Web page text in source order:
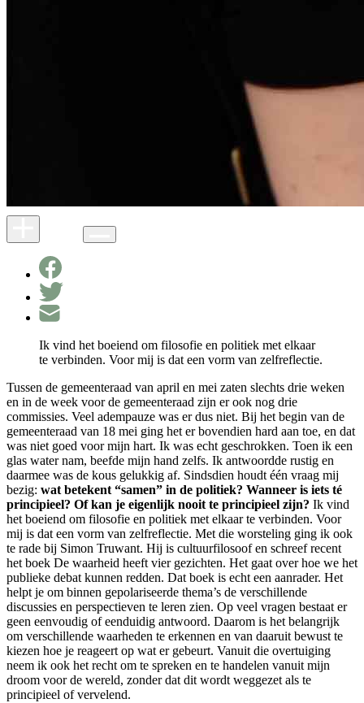
Ik vind het boeiend om filosofie en politiek met elkaar
te verbinden. Voor mij is dat een vorm van zelfreflectie.
Tussen de gemeenteraad van april en mei zaten slechts drie weken
en in de week voor de gemeenteraad zijn er ook nog drie
commissies. Veel adempauze was er dus niet. Bij het begin van de
gemeenteraad van 18 mei ging het er bovendien hard aan toe, en dat
was niet goed voor mijn hart. Ik was echt geschrokken. Toen ik een
glas water nam, beefde mijn hand zelfs. Ik antwoordde rustig en
daarmee was de kous gelukkig af. Sindsdien houdt één vraag mij
bezig: wat betekent “samen” in de politiek? Wanneer is iets té
principieel? Of kan je eigenlijk nooit te principieel zijn? Ik vind
het boeiend om filosofie en politiek met elkaar te verbinden. Voor
mij is dat een vorm van zelfreflectie. Met die worsteling ging ik ook
te rade bij Simon Truwant. Hij is cultuurfilosoof en schreef recent
het boek De waarheid heeft vier gezichten. Het gaat over hoe we het
publieke debat kunnen redden. Dat boek is echt een aanrader. Het
helpt je om binnen gepolariseerde thema’s de verschillende
discussies en perspectieven te leren zien. Op veel vragen bestaat er
geen eenvoudig of eenduidig antwoord. Daarom is het belangrijk
om verschillende waarheden te erkennen en van daaruit bewust te
kiezen hoe je reageert op wat er gebeurt. Vanuit die overtuiging
neem ik ook het recht om te spreken en te handelen vanuit mijn
droom voor de wereld, zonder dat dit wordt weggezet als te
principieel of vervelend.